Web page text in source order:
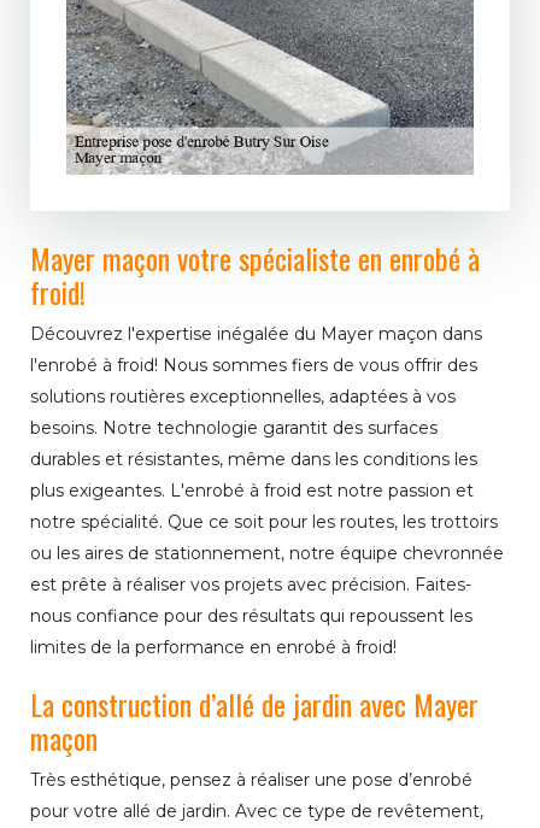
Mayer maçon votre spécialiste en enrobé à
froid!
Découvrez l'expertise inégalée du Mayer maçon dans
l'enrobé à froid! Nous sommes fiers de vous offrir des
solutions routières exceptionnelles, adaptées à vos
besoins. Notre technologie garantit des surfaces
durables et résistantes, même dans les conditions les
plus exigeantes. L'enrobé à froid est notre passion et
notre spécialité. Que ce soit pour les routes, les trottoirs
ou les aires de stationnement, notre équipe chevronnée
est prête à réaliser vos projets avec précision. Faites-
nous confiance pour des résultats qui repoussent les
limites de la performance en enrobé à froid!
La construction d’allé de jardin avec Mayer
maçon
Très esthétique, pensez à réaliser une pose d’enrobé
pour votre allé de jardin. Avec ce type de revêtement,